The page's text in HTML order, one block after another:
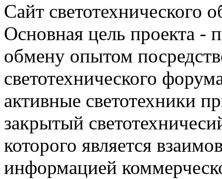
Сайт светотехнического
Основная цель проекта -
обмену опытом
светотехнического
активные светотехники
закрытый
которого является
информацией